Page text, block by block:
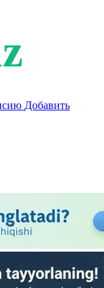
Добавить